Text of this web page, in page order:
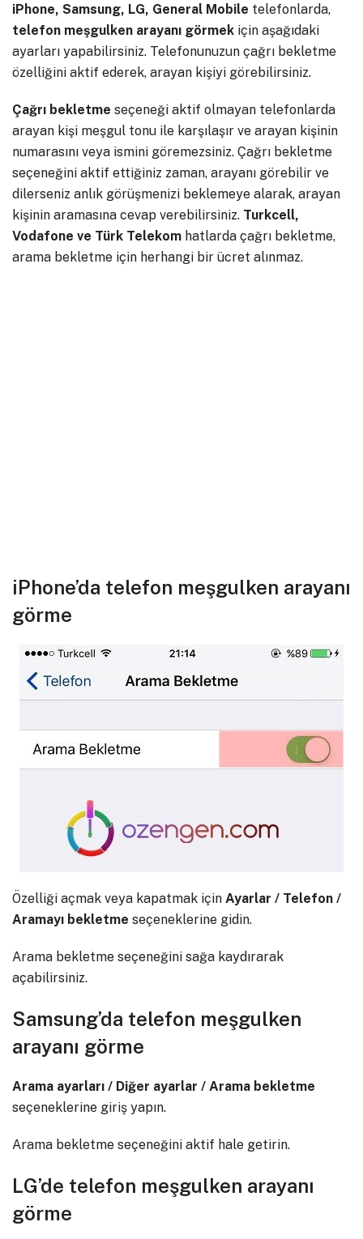
iPhone, Samsung, LG, General Mobile telefonlarda,
telefon meşgulken arayanı görmek için aşağıdaki
ayarları yapabilirsiniz. Telefonunuzun çağrı bekletme
özelliğini aktif ederek, arayan kişiyi görebilirsiniz.
Çağrı bekletme seçeneği aktif olmayan telefonlarda
arayan kişi meşgul tonu ile karşılaşır ve arayan kişinin
numarasını veya ismini göremezsiniz. Çağrı bekletme
seçeneğini aktif ettiğiniz zaman, arayanı görebilir ve
dilerseniz anlık görüşmenizi beklemeye alarak, arayan
kişinin aramasına cevap verebilirsiniz. Turkcell,
Vodafone ve Türk Telekom hatlarda çağrı bekletme,
arama bekletme için herhangi bir ücret alınmaz.
iPhone’da telefon meşgulken arayanı
görme
Özelliği açmak veya kapatmak için Ayarlar / Telefon /
Aramayı bekletme seçeneklerine gidin.
Arama bekletme seçeneğini sağa kaydırarak
açabilirsiniz.
Samsung’da telefon meşgulken
arayanı görme
Arama ayarları / Diğer ayarlar / Arama bekletme
seçeneklerine giriş yapın.
Arama bekletme seçeneğini aktif hale getirin.
LG’de telefon meşgulken arayanı
görme